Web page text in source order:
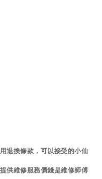
退換條款，可以接受的小仙
供維修服務價錢是維修師傅